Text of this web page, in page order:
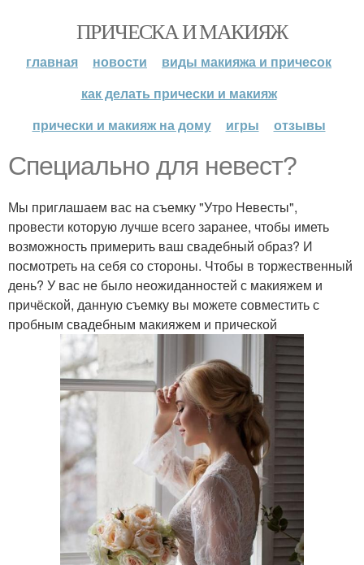
ПРИЧЕСКА И МАКИЯЖ
главная новости
виды макияжа и причесок
как делать прически и макияж
прически и макияж на дому
игры отзывы
Специально для невест?
Мы приглашаем вас на съемку "Утро Невесты",
провести которую лучше всего заранее, чтобы иметь
возможность примерить ваш свадебный образ? И
посмотреть на себя со стороны. Чтобы в торжественный
день? У вас не было неожиданностей с макияжем и
причёской, данную съемку вы можете совместить с
пробным свадебным макияжем и прической